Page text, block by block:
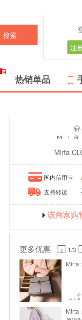
搜索
注
热销单品
Mirta
国内信用卡
支持转运
该商家购
更多优惠 < 1/3
Mirta
Mirta